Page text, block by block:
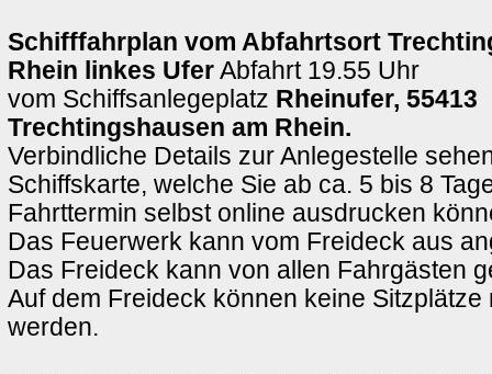
Schifffahrplan vom Abfahrtsort
Rhein linkes Ufer Abfahrt 19.55 Uhr
vom Schiffsanlegeplatz Rheinufer, 55413
Trechtingshausen am Rhein.
Verbindliche Details zur Anlegestelle
Schiffskarte, welche Sie ab ca. 5 bis 8
Fahrttermin selbst online ausdrucken
Das Feuerwerk kann vom Freideck aus
Das Freideck kann von allen Fahrgästen
Auf dem Freideck können keine Sitzplätze
werden.